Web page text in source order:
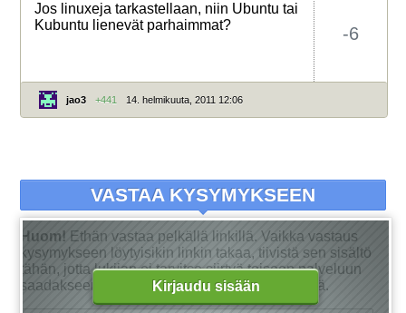
Jos linuxeja tarkastellaan, niin Ubuntu tai
Kubuntu lienevät parhaimmat?
-6
jao3 +441 14. helmikuuta, 2011 12:06
Kirjaudu sisään
VASTAA KYSYMYKSEEN
Huom! Ethän vastaa pelkällä linkillä. Vaikka vastaus
kysymykseen löytyisikin linkin takaa, tiivistä sen sisältö
tähän, jotta lukijan ei tarvitse siirtyä toiseen palveluun
saadakseen tarkan vastauksen kysymykseensä.